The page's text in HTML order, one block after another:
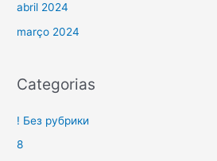
abril 2024
março 2024
Categorias
! Без рубрики
8